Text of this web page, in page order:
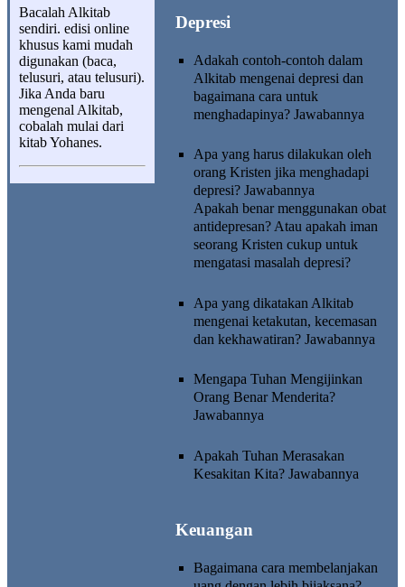
Bacalah Alkitab
sendiri. edisi online
khusus kami mudah
digunakan (baca,
telusuri, atau telusuri).
Jika Anda baru
mengenal Alkitab,
cobalah mulai dari
kitabYohanes.
Depresi
Adakah contoh-contoh dalam
Alkitab mengenai depresi dan
bagaimana cara untuk
menghadapinya? Jawabannya
Apa yang harus dilakukan oleh
orang Kristen jika menghadapi
depresi? Jawabannya
Apakah benar menggunakan obat
antidepresan? Atau apakah iman
seorang Kristen cukup untuk
mengatasi masalah depresi?
Apa yang dikatakan Alkitab
mengenai ketakutan, kecemasan
dan kekhawatiran? Jawabannya
Mengapa Tuhan Mengijinkan
Orang Benar Menderita?
Jawabannya
Apakah Tuhan Merasakan
Kesakitan Kita? Jawabannya
Keuangan
Bagaimana cara membelanjakan